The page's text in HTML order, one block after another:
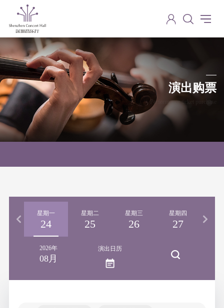
演出购票
Performance ticket purchase
星期一
24
星期二
25
星期三
26
星期四
27
2026年
08月
演出日历